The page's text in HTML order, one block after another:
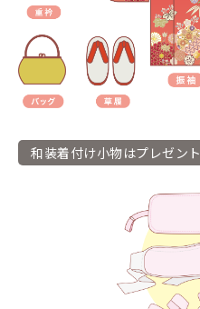
和装着付け小物はプレゼント